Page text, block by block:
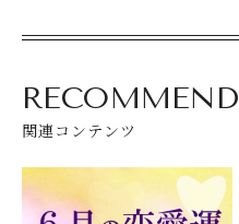
RECOMMEND
関連コンテンツ